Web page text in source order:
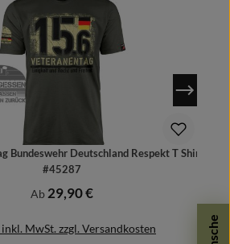
Deutschland Respekt T Shirt
#45287
Regulärer Preis:
Ab 29,90 €
MwSt. zzgl. Versandkosten